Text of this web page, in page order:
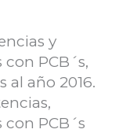
y
PCB´s,
al año 2016.
PCB´s